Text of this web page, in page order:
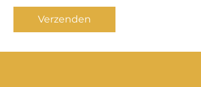
Verzenden